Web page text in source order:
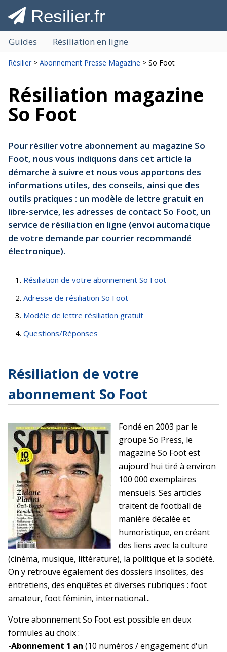
Resilier.fr
Guides Résiliation en ligne
Résilier > Abonnement Presse Magazine > So Foot
Résiliation magazine
So Foot
Pour résilier votre abonnement au magazine So
Foot, nous vous indiquons dans cet article la
démarche à suivre et nous vous apportons des
informations utiles, des conseils, ainsi que des
outils pratiques : un modèle de lettre gratuit en
libre-service, les adresses de contact So Foot, un
service de résiliation en ligne (envoi automatique
de votre demande par courrier recommandé
électronique).
Résiliation de votre abonnement So Foot
Adresse de résiliation So Foot
Modèle de lettre résiliation gratuit
Questions/Réponses
Résiliation de votre
abonnement So Foot
Fondé en 2003 par le
groupe So Press, le
magazine So Foot est
aujourd'hui tiré à environ
100 000 exemplaires
mensuels. Ses articles
traitent de football de
manière décalée et
humoristique, en créant
des liens avec la culture
(cinéma, musique, littérature), la politique et la société.
On y retrouve également des dossiers insolites, des
entretiens, des enquêtes et diverses rubriques : foot
amateur, foot féminin, international...
Votre abonnement So Foot est possible en deux
formules au choix :
-Abonnement 1 an (10 numéros / engagement d'un